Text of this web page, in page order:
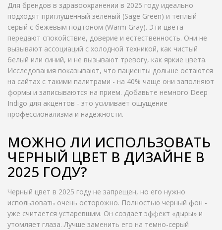
Для брендов в здравоохранении в 2025 году идеально
подходят приглушенный зеленый (Sage Green) и теплый
серый с бежевым подтоном (Warm Gray). Эти цвета
передают спокойствие, доверие и естественность. Они не
вызывают ассоциаций с холодной техникой, как чистый
белый или синий, и не вызывают тревогу, как яркие цвета.
Исследования показывают, что пациенты дольше остаются
на сайтах с такими палитрами - на 40% чаще они заполняют
формы и записываются на прием. Добавьте немного Deep
Indigo для акцентов - это усиливает ощущение
профессионализма и надежности.
МОЖНО ЛИ ИСПОЛЬЗОВАТЬ
ЧЕРНЫЙ ЦВЕТ В ДИЗАЙНЕ В
2025 ГОДУ?
Черный цвет в 2025 году не запрещен, но его нужно
использовать очень осторожно. Полностью черный фон -
уже считается устаревшим. Он создает эффект «дыры» и
утомляет глаза. Лучше заменить его на темно-серый